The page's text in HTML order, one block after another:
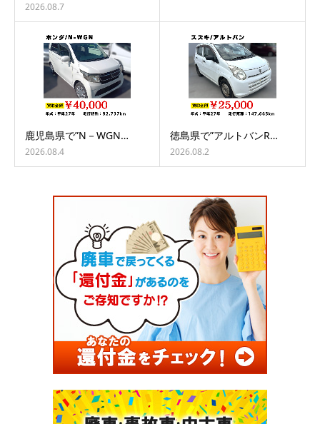
2026.08.7
鹿児島県で”N－WGN…
2026.08.4
徳島県で”アルトバンR…
2026.08.2